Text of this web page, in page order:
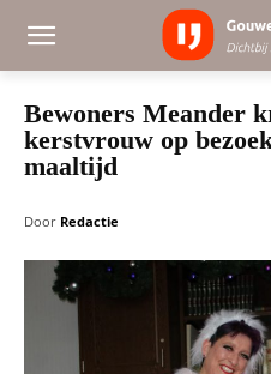
Bewoners Meander
kerstvrouw op
maaltijd
Door Redactie